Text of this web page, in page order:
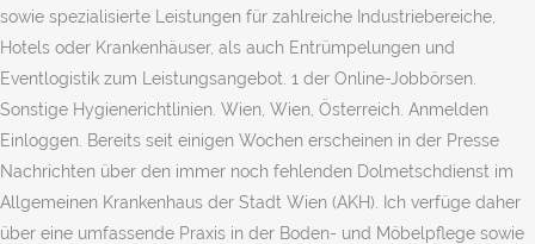
sowie spezialisierte Leistungen für zahlreiche Industriebereiche,
Hotels oder Krankenhäuser, als auch Entrümpelungen und
Eventlogistik zum Leistungsangebot. 1 der Online-Jobbörsen.
Sonstige Hygienerichtlinien. Wien, Wien, Österreich. Anmelden
Einloggen. Bereits seit einigen Wochen erscheinen in der Presse
Nachrichten über den immer noch fehlenden Dolmetschdienst im
Allgemeinen Krankenhaus der Stadt Wien (AKH). Ich verfüge daher
über eine umfassende Praxis in der Boden- und Möbelpflege sowie